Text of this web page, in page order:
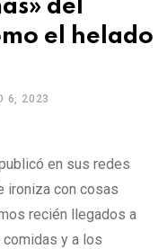
del
el helado
6, 2023
en sus redes
ironiza con cosas
recién llegados a
y a los